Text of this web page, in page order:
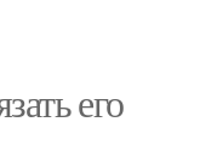
его